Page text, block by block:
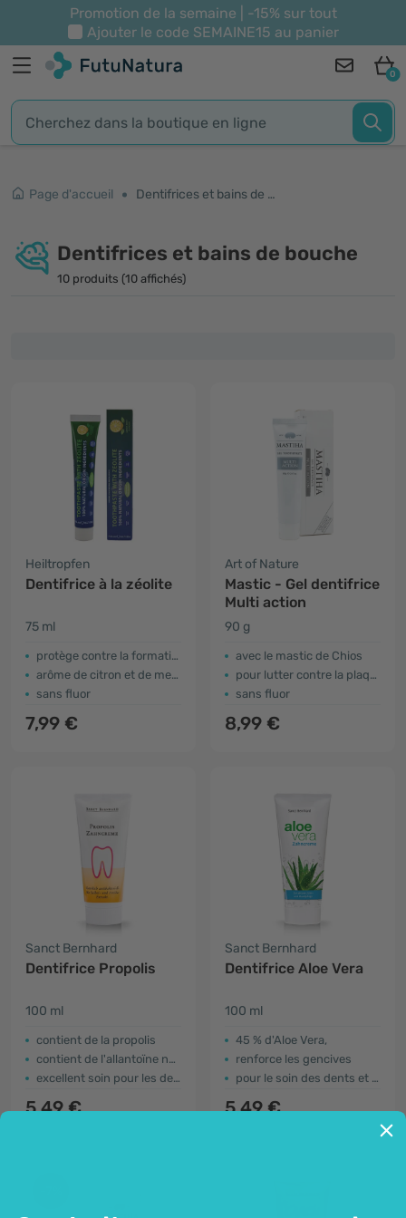
Promotion de la semaine | -15% sur tout
Ajouter le code SEMAINE15 au panier
0
Page d'accueil Dentifrices et bains de bouche
Dentifrices et bains de bouche
10 produits (10 affichés)
Heiltropfen
Dentifrice à la zéolite
75 ml
protège contre la formation de caries
arôme de citron et de menthe
sans fluor
7,99 €
Art of Nature
Mastic - Gel dentifrice
Multi action
90 g
avec le mastic de Chios
pour lutter contre la plaque dentaire
sans fluor
8,99 €
Sanct Bernhard
Dentifrice Propolis
100 ml
contient de la propolis
contient de l'allantoïne naturelle
excellent soin pour les dents et les gencives
5,49 €
Sanct Bernhard
Dentifrice Aloe Vera
100 ml
45 % d'Aloe Vera,
renforce les gencives
pour le soin des dents et des gencives sensibles
5,49 €